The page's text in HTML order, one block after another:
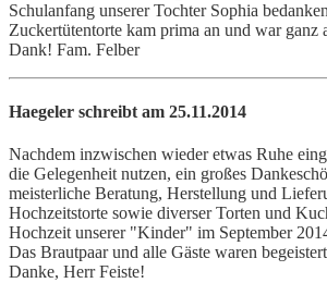
Schulanfang unserer Tochter Sophia
Zuckertütentorte kam prima an und war ganz
Dank! Fam. Felber
Haegeler schreibt am 25.11.2014
Nachdem inzwischen wieder etwas Ruhe
die Gelegenheit nutzen, ein großes
meisterliche Beratung, Herstellung und
Hochzeitstorte sowie diverser Torten und
Hochzeit unserer "Kinder" im September
Das Brautpaar und alle Gäste waren
Danke, Herr Feiste!